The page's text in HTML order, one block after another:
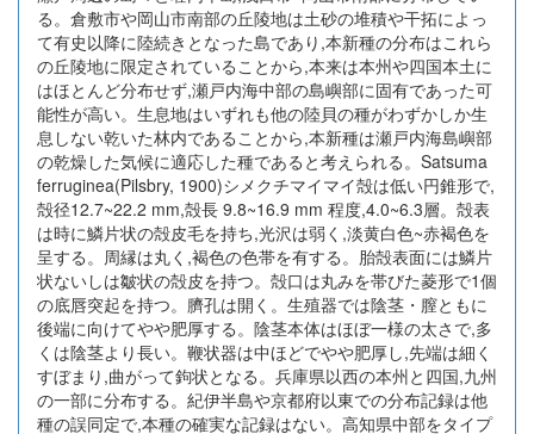
る。倉敷市や岡山市南部の丘陵地は土砂の堆積や干拓によっ
て有史以降に陸続きとなった島であり,本新種の分布はこれら
の丘陵地に限定されていることから,本来は本州や四国本土に
はほとんど分布せず,瀬戸内海中部の島嶼部に固有であった可
能性が高い。生息地はいずれも他の陸貝の種がわずかしか生
息しない乾いた林内であることから,本新種は瀬戸内海島嶼部
の乾燥した気候に適応した種であると考えられる。Satsuma
ferruginea(Pilsbry, 1900)シメクチマイマイ殻は低い円錐形で,
殻径12.7~22.2 mm,殻長 9.8~16.9 mm 程度,4.0~6.3層。殻表
は時に鱗片状の殻皮毛を持ち,光沢は弱く,淡黄白色~赤褐色を
呈する。周縁は丸く,褐色の色帯を有する。胎殻表面には鱗片
状ないしは皺状の殻皮を持つ。殻口は丸みを帯びた菱形で1個
の底唇突起を持つ。臍孔は開く。生殖器では陰茎・膣ともに
後端に向けてやや肥厚する。陰茎本体はほぼ一様の太さで,多
くは陰茎より長い。鞭状器は中ほどでやや肥厚し,先端は細く
すぼまり,曲がって鉤状となる。兵庫県以西の本州と四国,九州
の一部に分布する。紀伊半島や京都府以東での分布記録は他
種の誤同定で,本種の確実な記録はない。高知県中部をタイプ